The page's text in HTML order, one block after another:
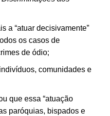
a “atuar decisivamente”
os casos de
de ódio;
comunidades e
que essa “atuação
paróquias, bispados e